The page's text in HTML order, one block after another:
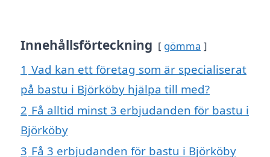
Innehållsförteckning gömma
1 Vad kan ett företag som är specialiserat
på bastu i Björköby hjälpa till med?
2 Få alltid minst 3 erbjudanden för bastu i
Björköby
3 Få 3 erbjudanden för bastu i Björköby